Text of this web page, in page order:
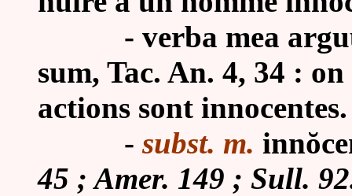
- verba mea
sum, Tac. An. 4, 34 :
actions sont
-subst. m.
45 ; Amer. 149 ; Sull.